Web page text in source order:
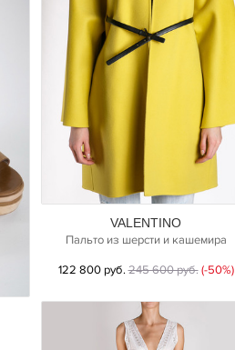
VALENTINO
Пальто из шерсти и кашемира
122 800 руб.245 600 руб. (-50%)